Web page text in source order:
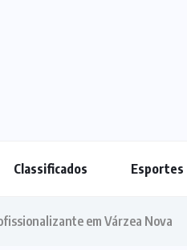
Classificados Esportes
em Várzea Nova